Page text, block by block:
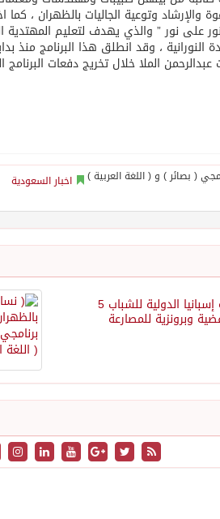
والإرشاد وتوعية الجاليات بالظهران ،
على نور ” والذي يهدف لتعليم المهتدية
الملا خلال تخريج دفعات البرنامج
اخبار السعودية
في بطولة إسبانيا الدولية للشباب 5
وبرونزية للمصارعة